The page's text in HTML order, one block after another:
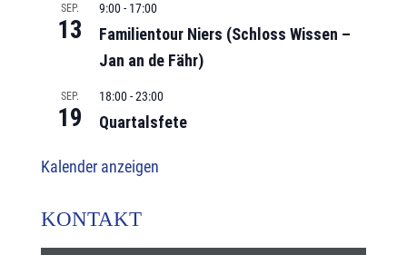
SEP.
13
9:00-17:00
Familientour Niers (Schloss Wissen –
Jan an de Fähr)
SEP.
19
18:00-23:00
Quartalsfete
Kalender anzeigen
KONTAKT